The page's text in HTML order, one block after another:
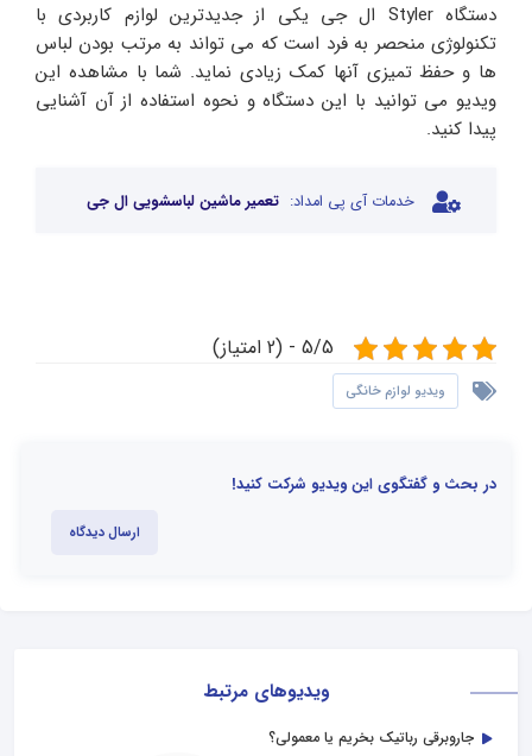
ویدیوهای مرتبط
جاروبرقی رباتیک بخریم یا معمولی؟
دستگاه Styler ال جی یکی از جدیدترین لوازم کاربردی با
تکنولوژی منحصر به فرد است که می تواند به مرتب بودن لباس
ها و حفظ تمیزی آنها کمک زیادی نماید. شما با مشاهده این
ویدیو می توانید با این دستگاه و نحوه استفاده از آن آشنایی
پیدا کنید.
خدمات آی پی امداد: تعمیر ماشین لباسشویی ال جی
5/5 - (2 امتیاز)
ویدیو لوازم خانگی
در بحث و گفتگوی این ویدیو شرکت کنید!
ارسال دیدگاه